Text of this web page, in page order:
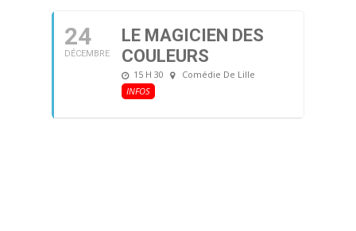
24
DÉCEMBRE
LE MAGICIEN DES
COULEURS
15 H 30
Comédie De Lille
INFOS